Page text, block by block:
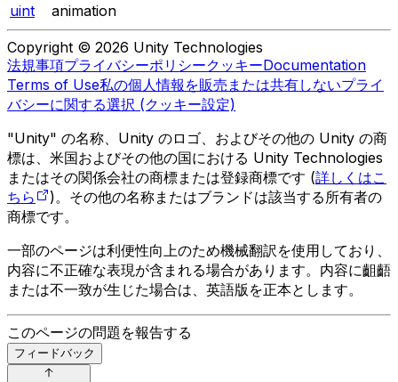
uint
animation
Copyright © 2026 Unity Technologies
法規事項プライバシーポリシークッキーDocumentation
Terms of Use私の個人情報を販売または共有しないプライ
バシーに関する選択 (クッキー設定)
"Unity" の名称、Unity のロゴ、およびその他の Unity の商
標は、米国およびその他の国における Unity Technologies
またはその関係会社の商標または登録商標です (詳しくはこ
ちら
)。その他の名称またはブランドは該当する所有者の
商標です。
一部のページは利便性向上のため機械翻訳を使用しており、
内容に不正確な表現が含まれる場合があります。内容に齟齬
または不一致が生じた場合は、英語版を正本とします。
このページの問題を報告する
フィードバック